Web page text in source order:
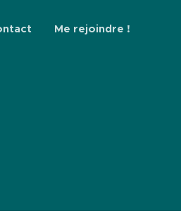
Me rejoindre !